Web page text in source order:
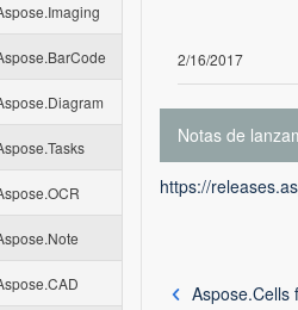
2/16/2017
Notas de
https://
Aspose.Cells